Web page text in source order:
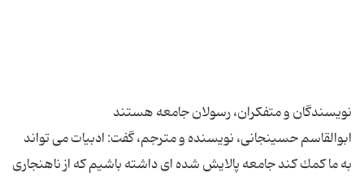
ابوالقاسم حسینجانی، نویسنده و مترجم، گفت: ادبیات می تواند
به ما كمك كند جامعه پالایش شده ای داشته باشیم كه از ناهنجاری